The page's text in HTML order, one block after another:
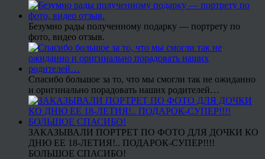
Безумно рады полученному подарку — портрету по
фото, видео отзыв.
Спасибо большое за то, что мы смогли так не ожиданно
и оригинально порадовать наших родителей…
ЗАКАЗЫВАЛИ ПОРТРЕТ ПО ФОТО ДЛЯ ДОЧКИ КО
ДНЮ ЕЕ 18-ЛЕТИЯ!.. ПОДАРОК-СУПЕР!!!!
БОЛЬШОЕ СПАСИБО!